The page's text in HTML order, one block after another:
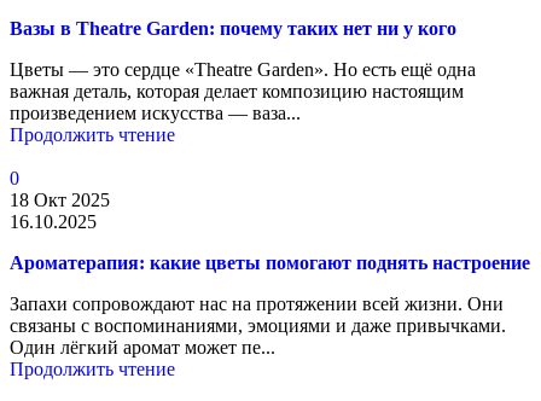
Вазы в Theatre Garden: почему таких нет ни у кого
Цветы — это сердце «Theatre Garden». Но есть ещё одна
важная деталь, которая делает композицию настоящим
произведением искусства — ваза...
Продолжить чтение
0
18 Окт 2025
16.10.2025
Ароматерапия: какие цветы помогают поднять настроение
Запахи сопровождают нас на протяжении всей жизни. Они
связаны с воспоминаниями, эмоциями и даже привычками.
Один лёгкий аромат может пе...
Продолжить чтение